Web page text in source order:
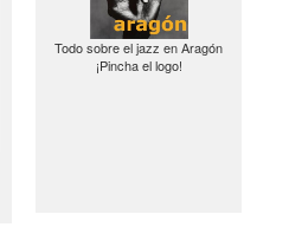
Todo sobre el jazz en Aragón
¡Pincha el logo!